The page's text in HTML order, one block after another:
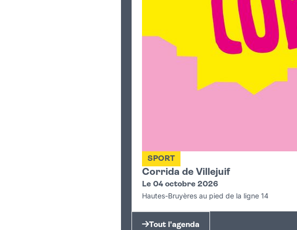
Corrida de Villejuif
SPORT
Le 04 octobre 2026
Hautes-Bruyères au pied de la ligne 14
Tout l'agenda